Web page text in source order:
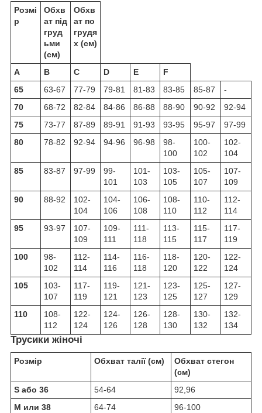
Розмі
р
Обхв
ат під
груд
ьми
(см)
Обхв
ат по
грудя
х (см)
A B C D E
F
65
63-67 77-79 79-81 81-83 83-85 85-87
-
70
68-72 82-84 84-86 86-88 88-90 90-92
92-94
75
73-77 87-89 89-91 91-93 93-95 95-97
97-99
80
78-82 92-94 94-96 96-98
98-
100
100-
102
102-
104
85
83-87 97-99
99-
101
101-
103
103-
105
105-
107
107-
109
90
88-92
102-
104
104-
106
106-
108
108-
110
110-
112
112-
114
95
93-97
107-
109
109-
111
111-
118
113-
115
115-
117
117-
119
100
98-
102
112-
114
114-
116
116-
118
118-
120
120-
122
122-
124
105
103-
107
117-
119
119-
121
121-
123
123-
125
125-
127
127-
129
110
108-
112
122-
124
124-
126
126-
128
128-
130
130-
132
132-
134
Трусики жіночі
Розмір Обхват талії (см)
Обхват стегон
(см)
S або 36
54-64
92,96
M или 38
64-74
96-100